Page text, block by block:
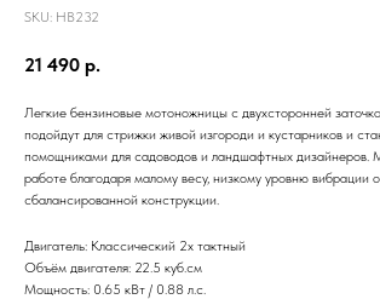
SKU: HB232
21 490 р.
Легкие бензиновые мотоножницы с двухсторонней
подойдут для стрижки живой изгороди и кустарников и
помощниками для садоводов и ландшафтных дизайнеров.
работе благодаря малому весу, низкому уровню вибрации
сбалансированной конструкции.
Двигатель: Классический 2х тактный
Объём двигателя: 22.5 куб.см
Мощность: 0.65 кВт / 0.88 л.с.